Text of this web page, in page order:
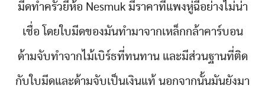
มีดทำครัวยี่ห้อ Nesmuk มีราคาที่แพงหู่ฉี่อย่างไม่น่า
เชื่อ โดยใบมีดของมันทำมาจากเหล็กกล้าคาร์บอน
ด้ามจับทำจากไม้เบิร์ธที่ทนทาน และมีส่วนฐานที่ติด
กับใบมีดและด้ามจับเป็นเงินแท้ นอกจากนั้นมันยังมา